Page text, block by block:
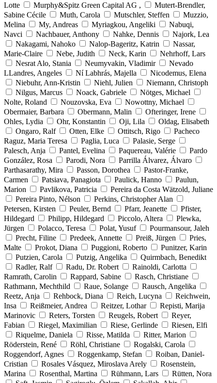
Lotte
Murphy&Spitz Green Capital AG ,
Mutert-Brendler,
Sabine Cécile
Muth, Carola Mutschler, Steffen
Muzzio,
Melina
My, Andreas Myriagkou, Angeliki
Nabuqi,
Navci
Nachbauer, Anthony Nahke, Dennis
Najork, Lea
Nakagami, Nahoko
Nalop-Bageritz, Katrin
Nassar,
Marie-Claire
Nebe, Judith Neck, Karin
Nehrhoff, Lars
Nesrat Alo, Stania
Neumyvakin, Vladimir
Nevado
LLandres, Angeles
Ní Labhrás, Majella
Nicodemus, Elena
Niebuhr, Ann-Kristin
Niehl, Julien
Niemann, Christoph
Nilgus, Marcus
Noack, Gabriele
Nötges, Michael
Nolte, Roland
Nouzovska, Eva
Nowottny, Michael
Obermaier, Barbara
Obermann, Malin
Ofteringer, Irene
Ohles, Lydia
Ohr, Konstantin Oji, Lila
Oldag, Elisabeth
Ongaro, Ralf
Otten, Elke Ottitsch, Rigo
Pacheco
Raguz, Maria Teresa
Paglia, Luca
Palasie, Serge
Palesch, Anja
Pantel, Evelina Paquereau, Valérie
Pardo
González, Rosa
Parodi, Nora
Parrilla Álvarez, Álvaro
Parthasarathy, Mira
Passon, Dorothea
Pastor-Franke,
Carmen
Patsiava, Panagiota Paulick, Hanno
Paulun,
Marion
Pavlikova, Patricia
Pereira da Costa Wätzold, Juliane
Pereira Pinto, Nélson
Perkins, Christopher Alan
Petersen, Kirsten
Peuler, Bernd Pfarr, Jeanette
Pfister,
Hildegard
Philipp, Hildegard Piccolo, Altera
Plewka,
Jürgen
Polacco, Teresa Polat, Yusuf
Pourmansour, Jaleh
Precht, Filine
Predeek, Annette Preiß, Jürgen
Pries,
Malte
Prokot, Diana Puggioni, Roberto
Punitzer, Karin
Putzien, Carola
Putzig, Angelika
Quirmbach, Benedikt
Radler, Ralf
Radu, Dr. Robert
Rainoldi, Carlotta
Ramrath, Carolin
Rappard, Sabine
Rasch, Christiane
Rathmann, Mechthild
Raue, Solange
Rausch, Angelika
Reetz, Anja
Rehbock, Diana Reich, Lucyna
Reichwein,
Insa
Reißmeier, Andrea Reitzer, Lothar
Repisti, Marija
Marinovic
Reters, Torsten Reugels, Robert
Reyer,
Fabian
Riegel, Maximilian Riese, Gerlinde
Riesen, Elfi
Riquelme, Daniela
Risse, Matilda
Ritter, Marion
Röderstein, René
Röhl, Christiane
Rogalski, Carola
Roggendorf, Agnes
Roggenkamp, Stefan
Roiban, Daniel-
Cristian
Rosales Vásquez, Miroslava Arely
Rosenstein,
Marina
Rosenthal, Martina Rühmann, Lars
Rütten, Nora